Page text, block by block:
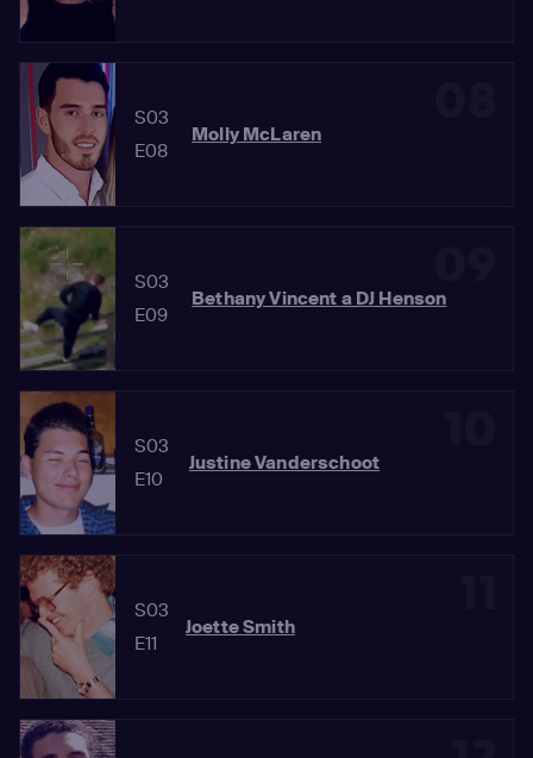
S03
E08
Molly McLaren
S03
E09
Bethany Vincent a DJ Henson
S03
E10
Justine Vanderschoot
S03
E11
Joette Smith